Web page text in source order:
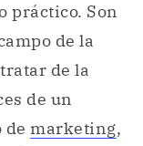
práctico. Son
de la
de la
de un
de marketing,